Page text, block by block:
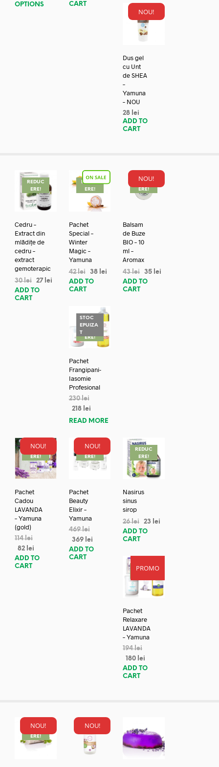
OPTIONS
CART
NOU!
Dus gel
cu Unt
de SHEA
–
Yamuna
– NOU
28 lei
ADD TO
CART
REDUC
ERE!
Cedru –
Extract din
mlădițe de
cedru –
extract
gemoterapic
30lei 27 lei
ADD TO
CART
REDUC
ERE!
Pachet
Special –
Winter
Magic –
Yamuna
42lei 38 lei
ADD TO
CART
NOU!
REDUC
ERE!
Balsam
de Buze
BIO – 10
ml –
Aromax
43lei 35 lei
ADD TO
CART
STOC
EPUIZA
TREDUC
ERE!
Pachet
Frangipani-
Iasomie
Profesional
230lei
218 lei
READ MORE
NOU!
REDUC
ERE!
Pachet
Cadou
LAVANDA
– Yamuna
(gold)
114lei
82 lei
ADD TO
CART
NOU!
REDUC
ERE!
Pachet
Beauty
Elixir –
Yamuna
469lei
369 lei
ADD TO
CART
REDUC
ERE!
Nasirus
sinus
sirop
26lei 23
lei
ADD TO
CART
PROMO
REDUC
Pachet
Relaxare
LAVANDA
– Yamuna
194lei
180 lei
ADD TO
CART
NOU!
REDUC
ERE!
NOU!